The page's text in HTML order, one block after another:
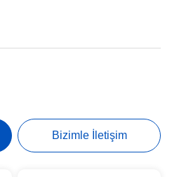
Bizimle İletişim